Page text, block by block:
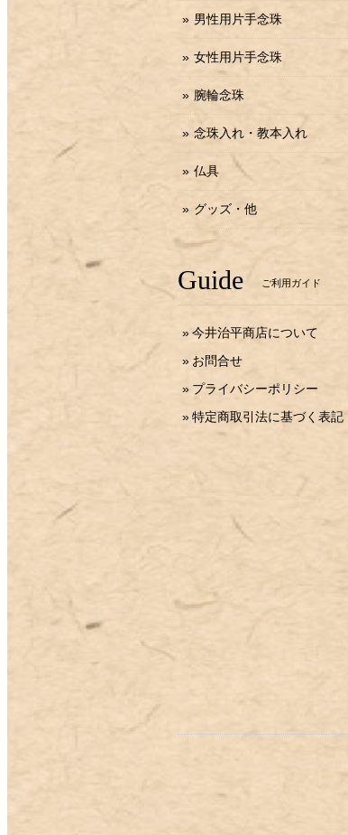
男性用片手念珠
女性用片手念珠
腕輪念珠
念珠入れ・教本入れ
仏具
グッズ・他
Guide ご利用ガイド
今井治平商店について
お問合せ
プライバシーポリシー
特定商取引法に基づく表記